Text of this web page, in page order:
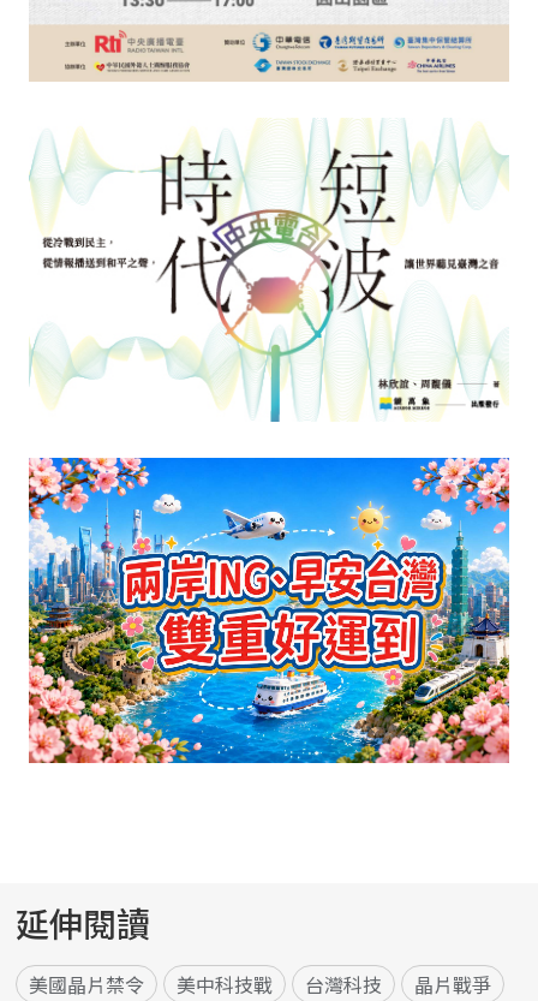
延伸閱讀
美國晶片禁令 美中科技戰 台灣科技 晶片戰爭